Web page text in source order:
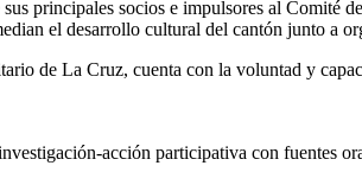
principales socios e impulsores al Comité
el desarrollo cultural del cantón junto a
de La Cruz, cuenta con la voluntad y
acción participativa con fuentes